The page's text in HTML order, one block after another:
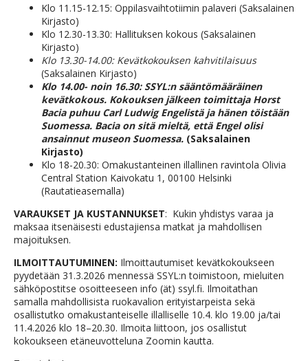
Klo 11.15-12.15: Oppilasvaihtotiimin palaveri (Saksalainen
Kirjasto)
Klo 12.30-13.30: Hallituksen kokous (Saksalainen
Kirjasto)
Klo 13.30-14.00: Kevätkokouksen kahvitilaisuus
(Saksalainen Kirjasto)
Klo 14.00- noin 16.30: SSYL:n sääntömääräinen
kevätkokous. Kokouksen jälkeen toimittaja Horst
Bacia puhuu Carl Ludwig Engelistä ja hänen töistään
Suomessa. Bacia on sitä mieltä, että Engel olisi
ansainnut museon Suomessa. (Saksalainen
Kirjasto)
Klo 18-20.30: Omakustanteinen illallinen ravintola Olivia
Central Station Kaivokatu 1, 00100 Helsinki
(Rautatieasemalla)
VARAUKSET JA KUSTANNUKSET: Kukin yhdistys varaa ja
maksaa itsenäisesti edustajiensa matkat ja mahdollisen
majoituksen.
ILMOITTAUTUMINEN: Ilmoittautumiset kevätkokoukseen
pyydetään 31.3.2026 mennessä SSYL:n toimistoon, mieluiten
sähköpostitse osoitteeseen info (ät) ssyl.fi. Ilmoitathan
samalla mahdollisista ruokavalion erityistarpeista sekä
osallistutko omakustanteiselle illalliselle 10.4. klo 19.00 ja/tai
11.4.2026 klo 18–20.30. Ilmoita liittoon, jos osallistut
kokoukseen etäneuvotteluna Zoomin kautta.